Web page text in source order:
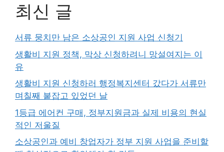
최신 글
서류 뭉치만 남은 소상공인 지원 사업 신청기
생활비 지원 정책, 막상 신청하려니 망설여지는 이
유
생활비 지원 신청하러 행정복지센터 갔다가 서류만
며칠째 붙잡고 있었던 날
1등급 에어컨 구매, 정부지원금과 실제 비용의 현실
적인 저울질
소상공인과 예비 창업자가 정부 지원 사업을 준비할